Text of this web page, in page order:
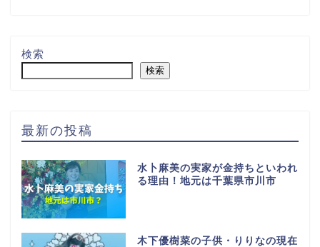
検索
検索
最新の投稿
水卜麻美の実家が金持ちといわれ
る理由！地元は千葉県市川市
木下優樹菜の子供・りりなの現在